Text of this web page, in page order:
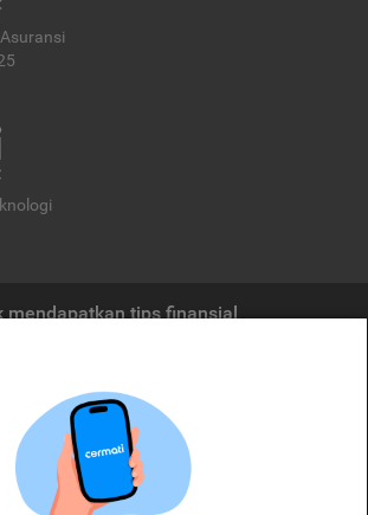
mendapatkan tips finansial
agregasi jasa keuangan yang terdaftar di
dan/atau layanan jasa keuangan yang
produk dan/atau layanan jasa keuangan yang
dan Cermati tidak bertanggung jawab atas tuntutan